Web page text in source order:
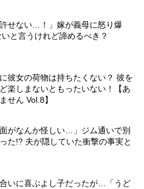
許せない…！」嫁が義母に怒り爆
と言うけれど諦めるべき？
彼女の荷物は持ちたくない？ 彼を
楽しまないともったいない！【あ
せん Vol.8】
面がなんか怪しい…」ジム通いで別
た!? 夫が隠していた衝撃の事実と
いに喜ぶよし子だったが…「うど